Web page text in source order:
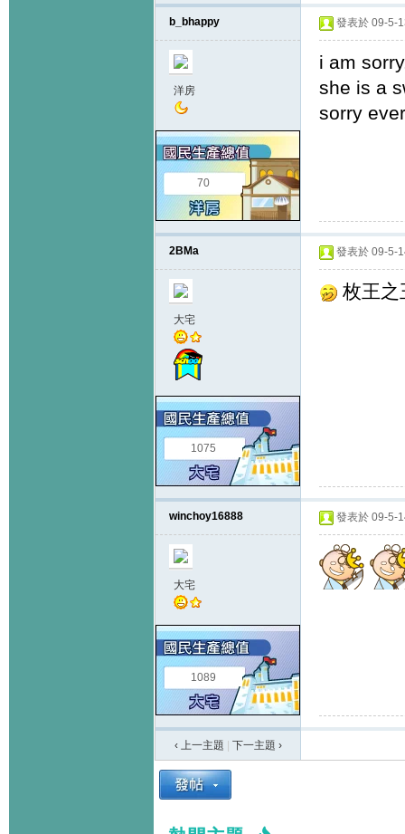
b_bhappy
洋房
70
發表於 09-5-
i am
she is a
sorry
2BMa
大宅
1075
發表於 09-5-
枚王之
winchoy16888
大宅
1089
發表於 09-5-
‹ 上一主題 下一主題 ›